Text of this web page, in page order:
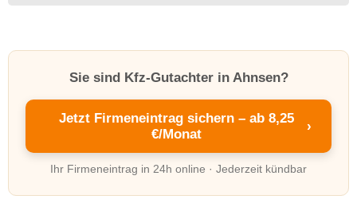
Sie sind Kfz-Gutachter in Ahnsen?
Jetzt Firmeneintrag sichern – ab 8,25
€/Monat
›
Ihr Firmeneintrag in 24h online · Jederzeit kündbar